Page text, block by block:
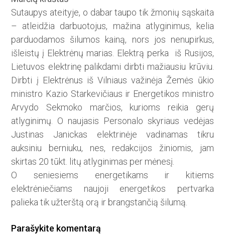
Sutaupys ateityje, o dabar taupo tik žmonių sąskaita
– atleidžia darbuotojus, mažina atlyginimus, kelia
parduodamos šilumos kainą, nors jos nenupirkus,
išleistų į Elektrėnų marias. Elektrą perka iš Rusijos,
Lietuvos elektrinę palikdami dirbti mažiausiu krūviu.
Dirbti į Elektrėnus iš Vilniaus važinėja Žemės ūkio
ministro Kazio Starkevičiaus ir Energetikos ministro
Arvydo Sekmoko marčios, kurioms reikia gerų
atlyginimų. O naujasis Personalo skyriaus vedėjas
Justinas Janickas elektrinėje vadinamas tikru
auksiniu berniuku, nes, redakcijos žiniomis, jam
skirtas 20 tūkt. litų atlyginimas per mėnesį.
O seniesiems energetikams ir kitiems
elektrėniečiams naujoji energetikos pertvarka
palieka tik užterštą orą ir brangstančią šilumą.
Parašykite komentarą